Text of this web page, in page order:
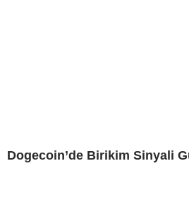
Dogecoin’de Birikim Sinyali